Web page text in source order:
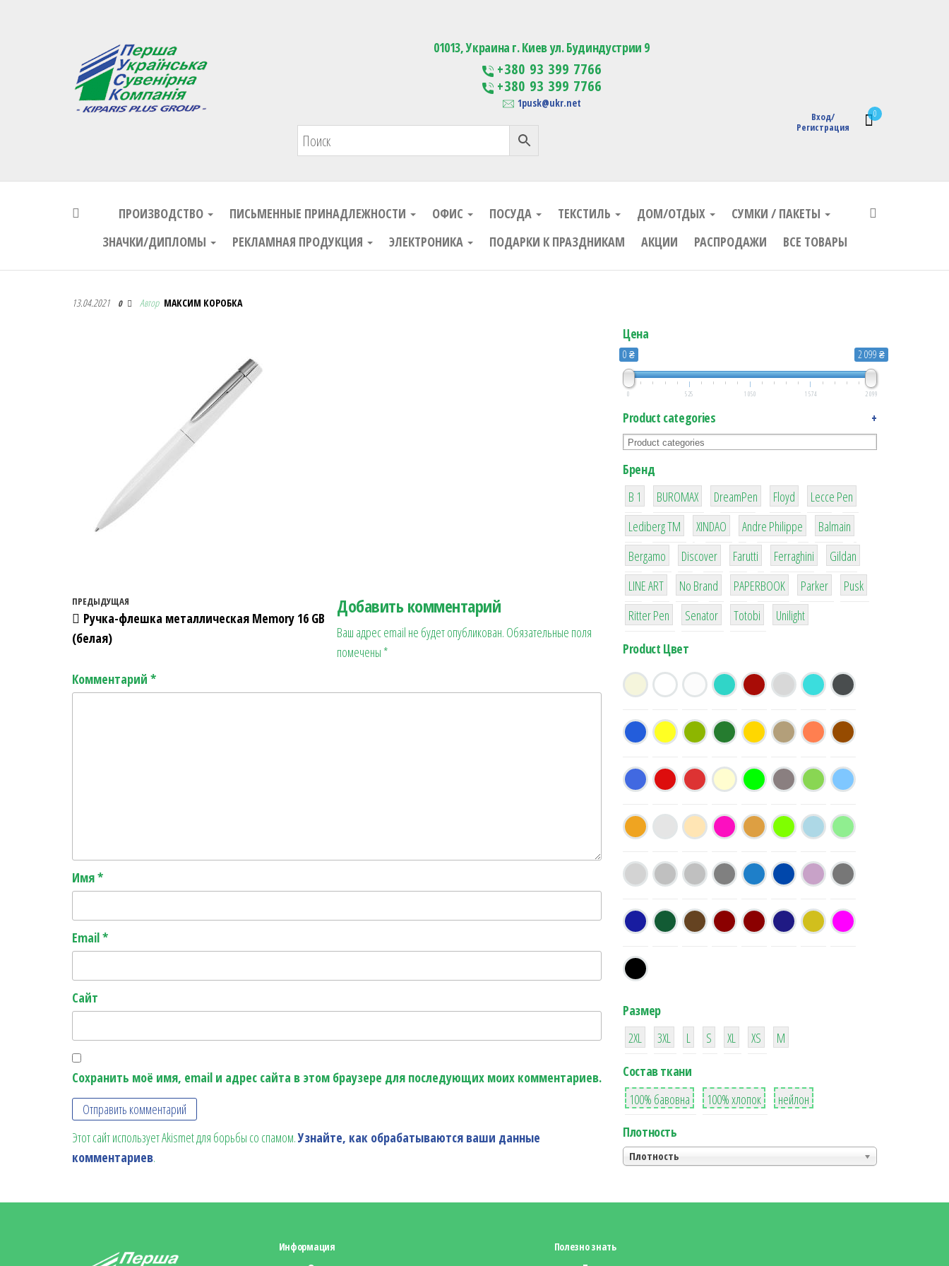
Первая Украинская Сувенирная Компания Изготовление сувенирной продукции с логотипом
0
Вход/
Регистрация
01013, Украина г. Киев ул. Будиндустрии 9
+380 93 399 7766
+380 93 399 7766
1pusk@ukr.net
ПРОИЗВОДСТВО ПИСЬМЕННЫЕ ПРИНАДЛЕЖНОСТИ ОФИС ПОСУДА ТЕКСТИЛЬ ДОМ/ОТДЫХ
СУМКИ / ПАКЕТЫ
ЗНАЧКИ/ДИПЛОМЫ
РЕКЛАМНАЯ ПРОДУКЦИЯ ЭЛЕКТРОНИКА ПОДАРКИ К ПРАЗДНИКАМ АКЦИИ РАСПРОДАЖИ ВСЕ ТОВАРЫ
Первая Украинская Сувенирная Компания
13.04.2021 0 Автор МАКСИМ КОРОБКА
Навигация по записям
Предыдущая запись
ПРЕДЫДУЩАЯ
Ручка-флешка металлическая Memory 16 GB
(белая)
Добавить комментарий
Ваш адрес email не будет опубликован. Обязательные поля
помечены *
Комментарий *
Имя*
Email*
Сайт
Сохранить моё имя, email и адрес сайта в этом браузере для последующих моих комментариев.
Этот сайт использует Akismet для борьбы со спамом.Узнайте, как обрабатываются ваши данные
комментариев.
Цена
0 ₴ 2 099 ₴
0 525 1 050 1 574 2 099
Product categories +
Бренд
B 1
1
BUROMAX
1
DreamPen
2
Floyd
2
Lecce Pen
3
Lediberg ТМ
3
XINDAO
1
Andre Philippe
4
Balmain
26
Bergamo
64
Discover
299
Farutti
4
Ferraghini
42
Gildan
4
LINE ART
90
No Brand
8
PAPERBOOK
6
Parker
2
Pusk
22
Ritter Pen
15
Senator
43
Totobi
1
Unilight
Product Цвет
Размер
38
2XL
16
3XL
42
L
42
S
42
XL XS
М
Состав ткани
8
100% бавовна
36
100% хлопок
2
нейлон
Плотность
Плотность
Информация Полезно знать